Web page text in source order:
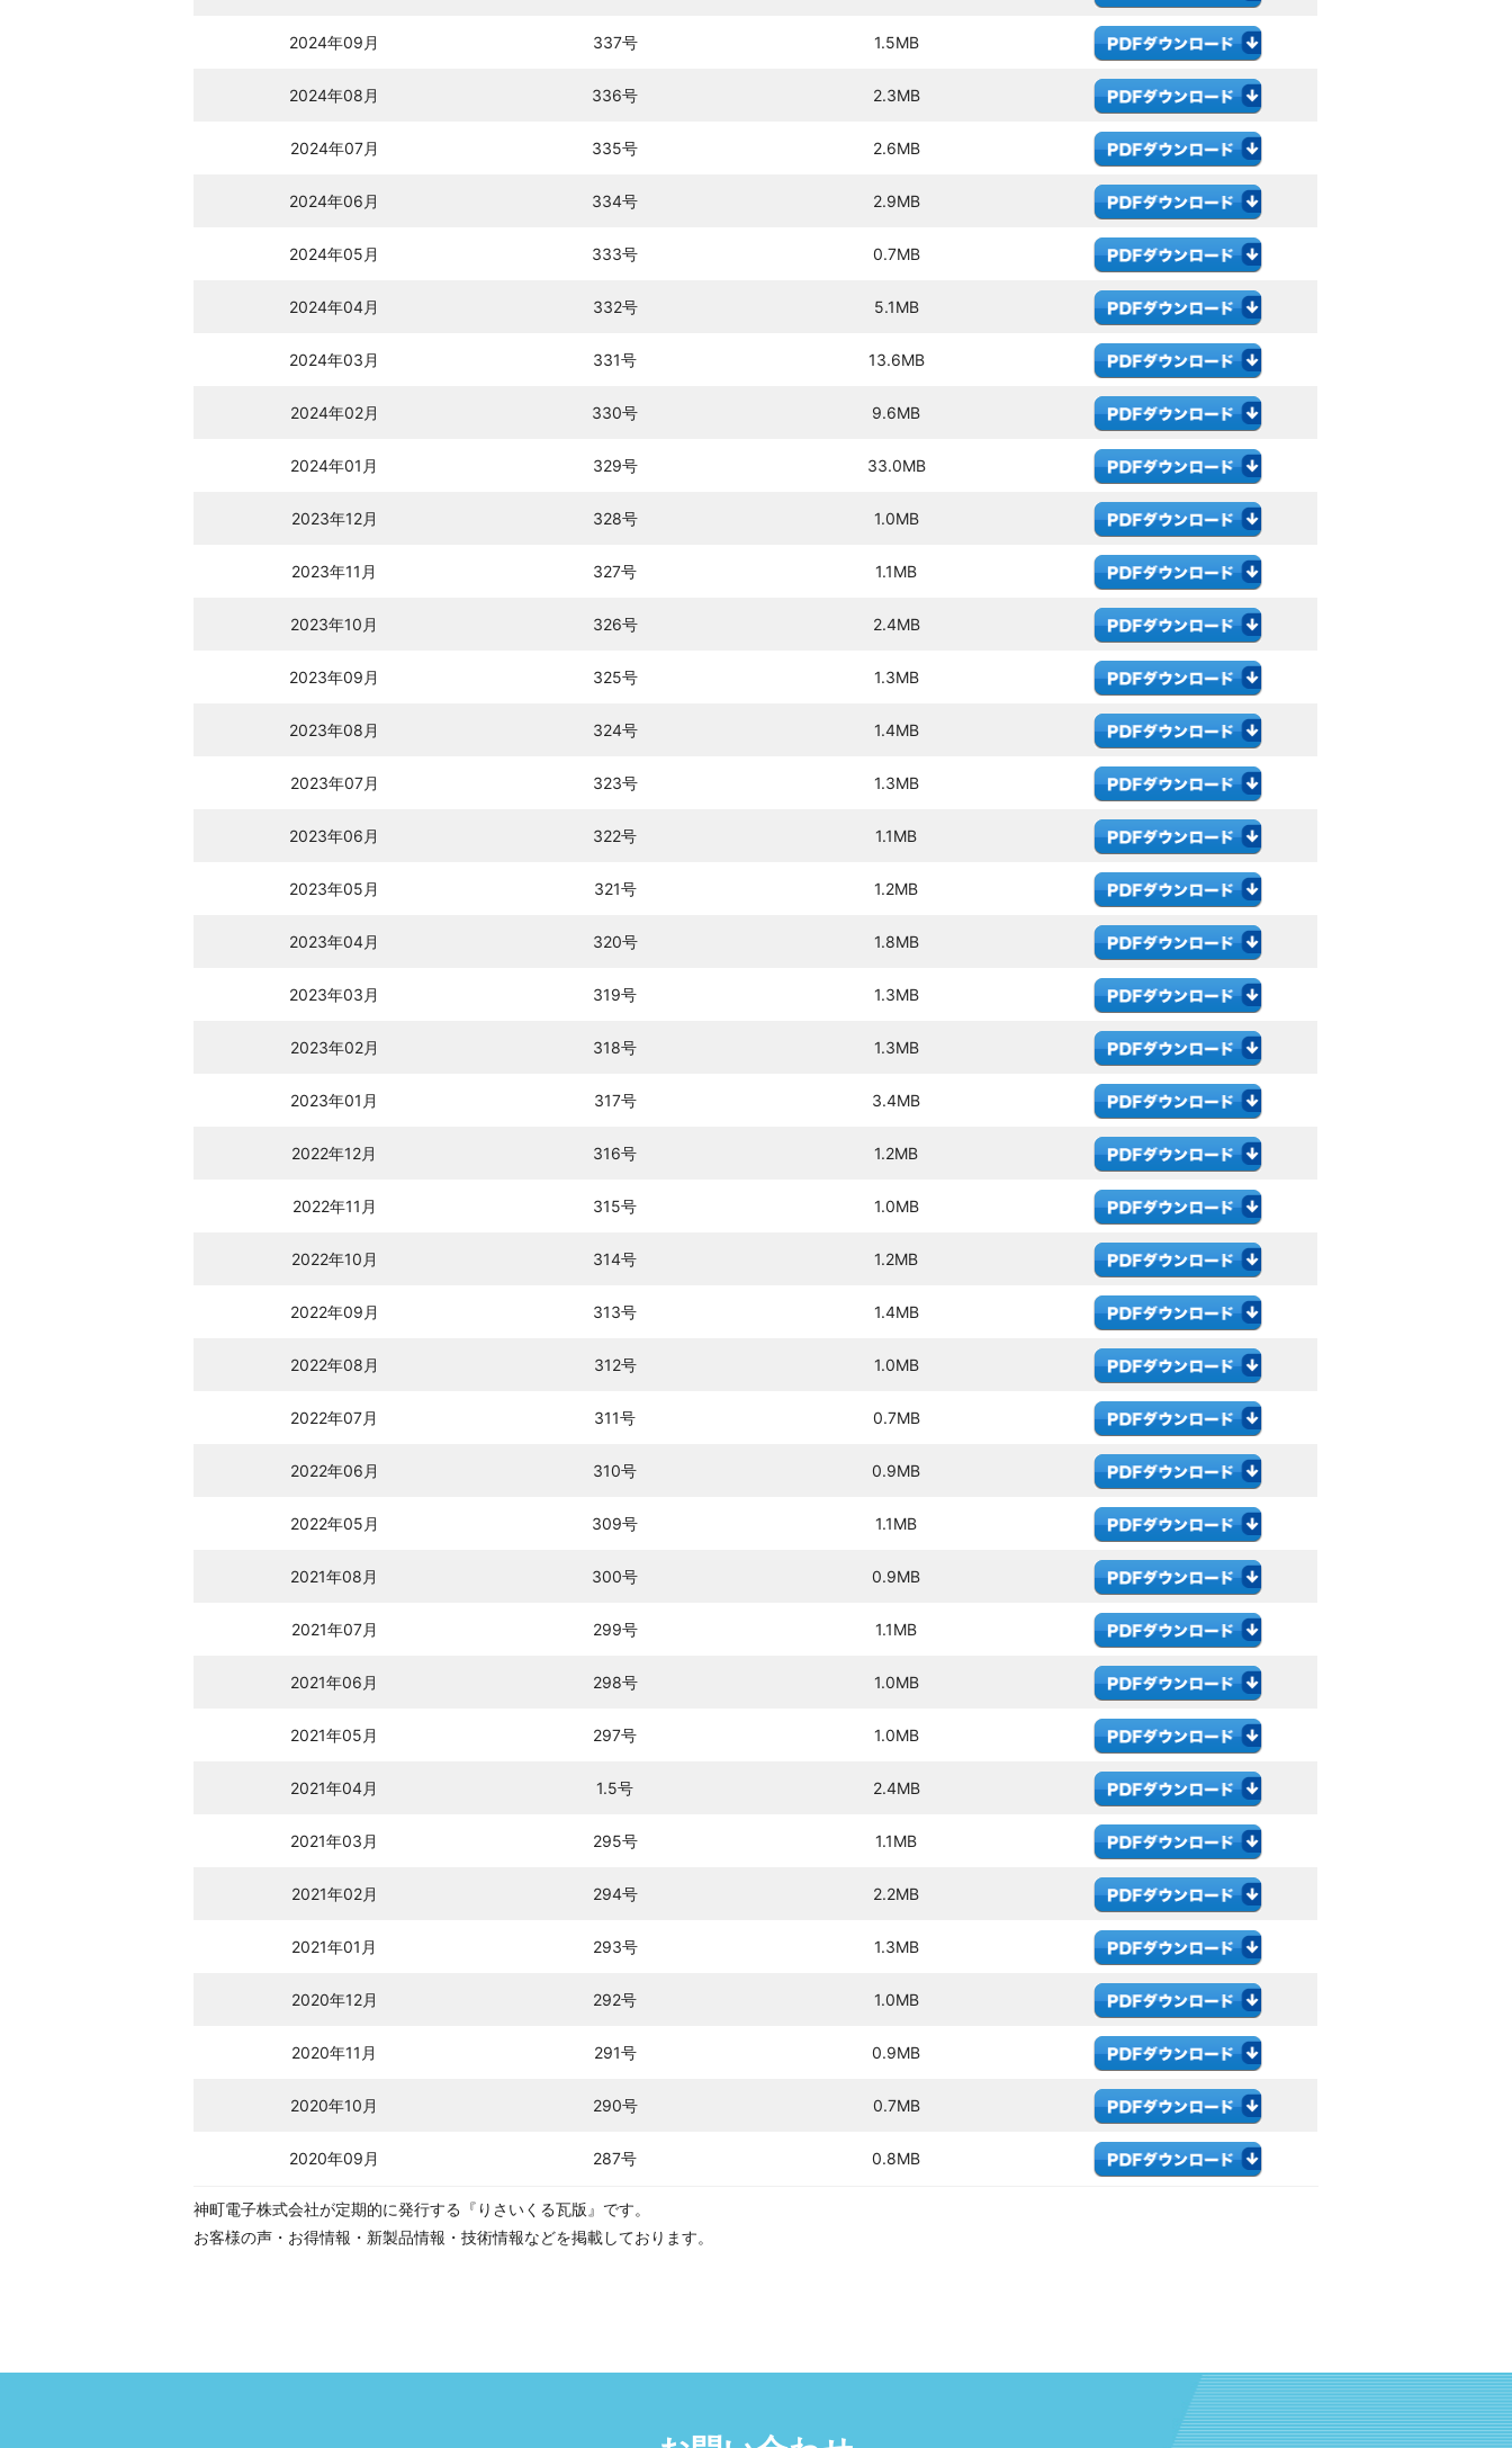
2024年09月 337号 1.5MB
2024年08月 336号 2.3MB
2024年07月 335号 2.6MB
2024年06月 334号 2.9MB
2024年05月 333号 0.7MB
2024年04月 332号 5.1MB
2024年03月 331号 13.6MB
2024年02月 330号 9.6MB
2024年01月 329号 33.0MB
2023年12月 328号 1.0MB
2023年11月 327号 1.1MB
2023年10月 326号 2.4MB
2023年09月 325号 1.3MB
2023年08月 324号 1.4MB
2023年07月 323号 1.3MB
2023年06月 322号 1.1MB
2023年05月 321号 1.2MB
2023年04月 320号 1.8MB
2023年03月 319号 1.3MB
2023年02月 318号 1.3MB
2023年01月 317号 3.4MB
2022年12月 316号 1.2MB
2022年11月 315号 1.0MB
2022年10月 314号 1.2MB
2022年09月 313号 1.4MB
2022年08月 312号 1.0MB
2022年07月 311号 0.7MB
2022年06月 310号 0.9MB
2022年05月 309号 1.1MB
2021年08月 300号 0.9MB
2021年07月 299号 1.1MB
2021年06月 298号 1.0MB
2021年05月 297号 1.0MB
2021年04月 1.5号 2.4MB
2021年03月 295号 1.1MB
2021年02月 294号 2.2MB
2021年01月 293号 1.3MB
2020年12月 292号 1.0MB
2020年11月 291号 0.9MB
2020年10月 290号 0.7MB
2020年09月 287号 0.8MB
神町電子株式会社が定期的に発行する『りさいくる瓦版』です。
お客様の声・お得情報・新製品情報・技術情報などを掲載しております。